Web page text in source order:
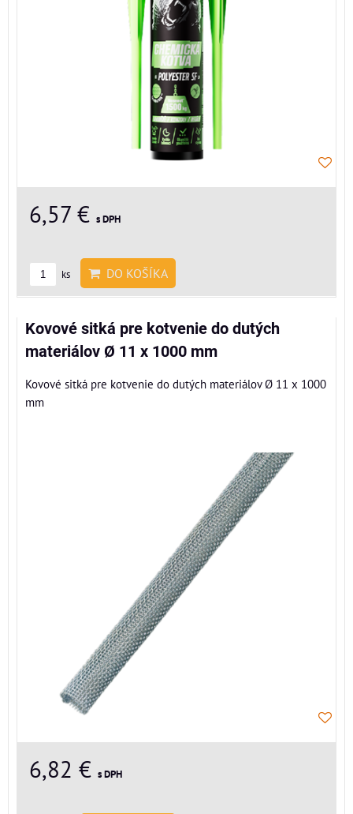
6,57 € s DPH
ks DO KOŠÍKA
Kovové sitká pre kotvenie do dutých
materiálov Ø 11 x 1000 mm
Kovové sitká pre kotvenie do dutých materiálov Ø 11 x 1000
mm
6,82 € s DPH